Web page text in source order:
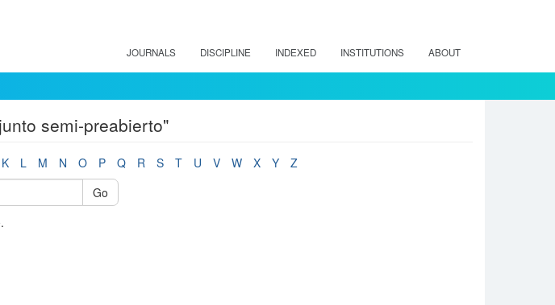
JOURNALS DISCIPLINE INDEXED INSTITUTIONS ABOUT
semi-preabierto"
K L M N O P Q R S T U V W X Y
Z
Go